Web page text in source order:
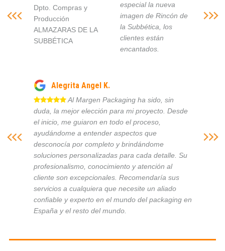
Dpto. Compras y
Producción
ALMAZARAS DE LA
SUBBÉTICA
especial la nueva
imagen de Rincón de
la Subbética, los
clientes están
encantados.
Alegrita Angel K.
Al Margen Packaging ha sido, sin
duda, la mejor elección para mi proyecto. Desde
el inicio, me guiaron en todo el proceso,
ayudándome a entender aspectos que
desconocía por completo y brindándome
soluciones personalizadas para cada detalle. Su
profesionalismo, conocimiento y atención al
cliente son excepcionales. Recomendaría sus
servicios a cualquiera que necesite un aliado
confiable y experto en el mundo del packaging en
España y el resto del mundo.